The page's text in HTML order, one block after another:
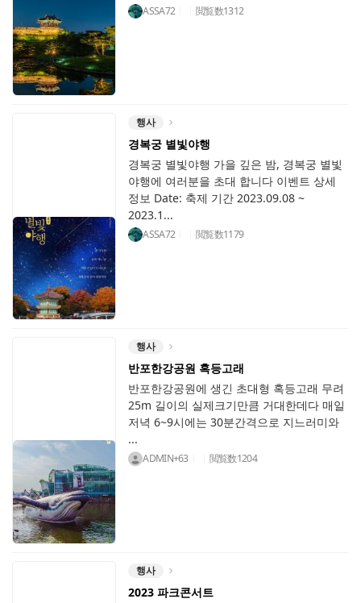
ASSA72 閲覧数1312
행사
경복궁 별빛야행
경복궁 별빛야행 가을 깊은 밤, 경복궁 별빛
야행에 여러분을 초대 합니다 이벤트 상세
정보 Date: 축제 기간 2023.09.08 ~
2023.1...
ASSA72 閲覧数1179
행사
반포한강공원 혹등고래
반포한강공원에 생긴 초대형 혹등고래 무려
25m 길이의 실제크기만큼 거대한데다 매일
저녁 6~9시에는 30분간격으로 지느러미와
...
ADMIN+63 閲覧数1204
행사
2023 파크콘서트